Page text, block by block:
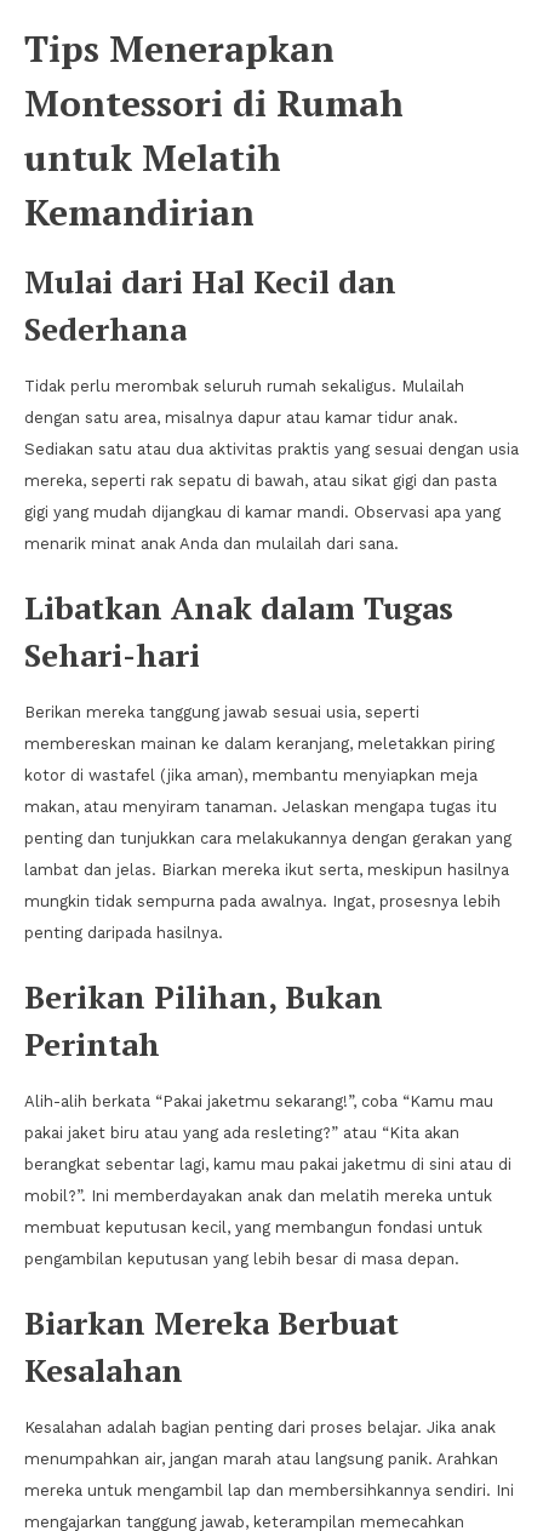
Tips Menerapkan
Montessori di Rumah
untuk Melatih
Kemandirian
Mulai dari Hal Kecil dan
Sederhana
Tidak perlu merombak seluruh rumah sekaligus. Mulailah
dengan satu area, misalnya dapur atau kamar tidur anak.
Sediakan satu atau dua aktivitas praktis yang sesuai dengan usia
mereka, seperti rak sepatu di bawah, atau sikat gigi dan pasta
gigi yang mudah dijangkau di kamar mandi. Observasi apa yang
menarik minat anak Anda dan mulailah dari sana.
Libatkan Anak dalam Tugas
Sehari-hari
Berikan mereka tanggung jawab sesuai usia, seperti
membereskan mainan ke dalam keranjang, meletakkan piring
kotor di wastafel (jika aman), membantu menyiapkan meja
makan, atau menyiram tanaman. Jelaskan mengapa tugas itu
penting dan tunjukkan cara melakukannya dengan gerakan yang
lambat dan jelas. Biarkan mereka ikut serta, meskipun hasilnya
mungkin tidak sempurna pada awalnya. Ingat, prosesnya lebih
penting daripada hasilnya.
Berikan Pilihan, Bukan
Perintah
Alih-alih berkata “Pakai jaketmu sekarang!”, coba “Kamu mau
pakai jaket biru atau yang ada resleting?” atau “Kita akan
berangkat sebentar lagi, kamu mau pakai jaketmu di sini atau di
mobil?”. Ini memberdayakan anak dan melatih mereka untuk
membuat keputusan kecil, yang membangun fondasi untuk
pengambilan keputusan yang lebih besar di masa depan.
Biarkan Mereka Berbuat
Kesalahan
Kesalahan adalah bagian penting dari proses belajar. Jika anak
menumpahkan air, jangan marah atau langsung panik. Arahkan
mereka untuk mengambil lap dan membersihkannya sendiri. Ini
mengajarkan tanggung jawab, keterampilan memecahkan